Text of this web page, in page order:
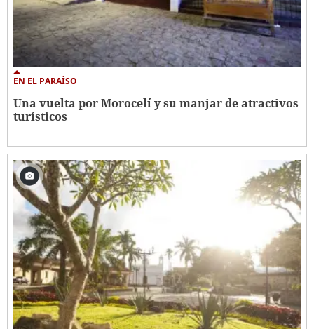
EN EL PARAÍSO
Una vuelta por Morocelí y su manjar de atractivos
turísticos